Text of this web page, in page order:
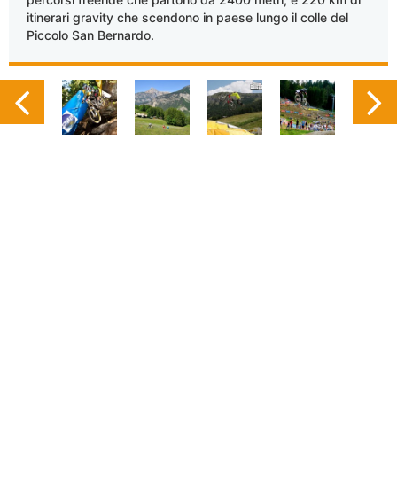
itinerari gravity che scendono in paese lungo il colle del
Piccolo San Bernardo.